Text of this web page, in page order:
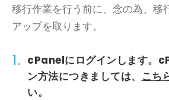
移行作業を行う前に、念の為、移
アップを取ります。
1. cPanelにログインします。
ン方法につきましては、 こち
い。